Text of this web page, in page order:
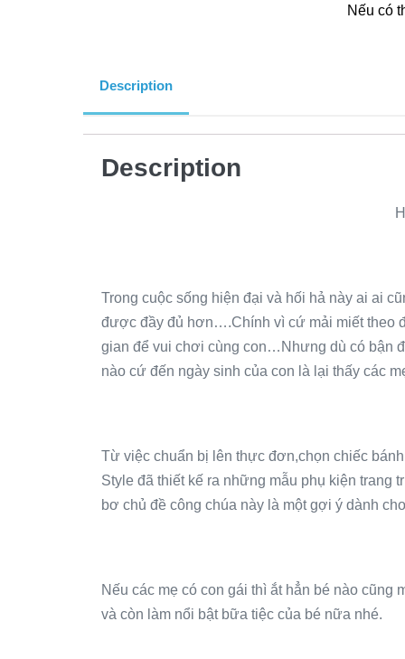
Nếu có
Description
Description
Trong cuộc sống hiện đại và hối hả này ai ai
được đầy đủ hơn….Chính vì cứ mải miết theo
gian để vui chơi cùng con…Nhưng dù có bận
nào cứ đến ngày sinh của con là lại thấy các
Từ việc chuẩn bị lên thực đơn,chọn chiếc
Style đã thiết kế ra những mẫu phụ kiện trang
bơ chủ đề công chúa này là một gợi ý dành
Nếu các mẹ có con gái thì ắt hẳn bé nào
và còn làm nổi bật bữa tiệc của bé nữa nhé.